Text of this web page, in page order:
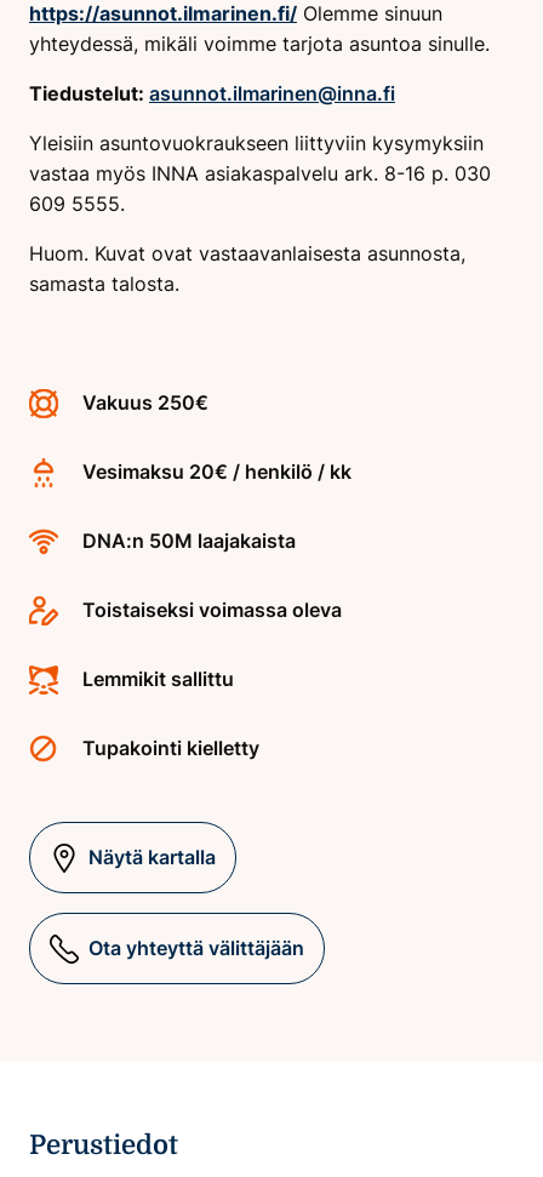
https://asunnot.ilmarinen.fi/ Olemme sinuun
yhteydessä, mikäli voimme tarjota asuntoa sinulle.
Tiedustelut: asunnot.ilmarinen@inna.fi
Yleisiin asuntovuokraukseen liittyviin kysymyksiin
vastaa myös INNA asiakaspalvelu ark. 8-16 p. 030
609 5555.
Huom. Kuvat ovat vastaavanlaisesta asunnosta,
samasta talosta.
Vakuus 250€
Vesimaksu 20€ / henkilö / kk
DNA:n 50M laajakaista
Toistaiseksi voimassa oleva
Lemmikit sallittu
Tupakointi kielletty
Näytä kartalla
Ota yhteyttä välittäjään
Perustiedot